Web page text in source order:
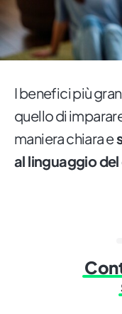
I benefici più
quello di
maniera chiara e
al linguaggio